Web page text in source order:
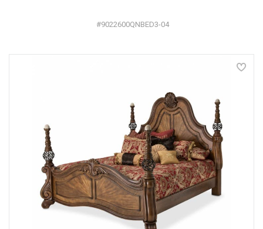
#9022600QNBED3-04